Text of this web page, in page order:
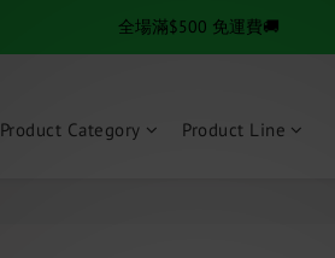
✨逆齡秘訣✨ 金絲拉提套組熱賣中
✨逆齡秘訣✨ 金絲拉提套組熱賣中
✨逆齡秘訣✨ 金絲拉提套組熱賣中
Product Category Product Line